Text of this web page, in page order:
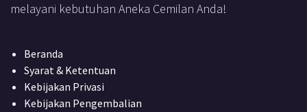
melayani kebutuhan Aneka Cemilan Anda!
Beranda
Syarat & Ketentuan
Kebijakan Privasi
Kebijakan Pengembalian